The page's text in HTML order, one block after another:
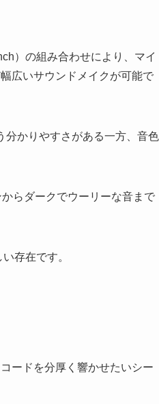
）の組み合わせにより、マイ
広いサウンドメイクが可能で
分かりやすさがある一方、音色
らダークでウーリーな音まで
存在です。
ードを分厚く響かせたいシー